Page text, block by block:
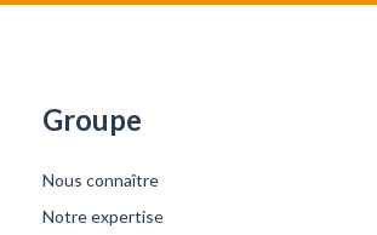
Groupe
Nous connaître
Notre expertise